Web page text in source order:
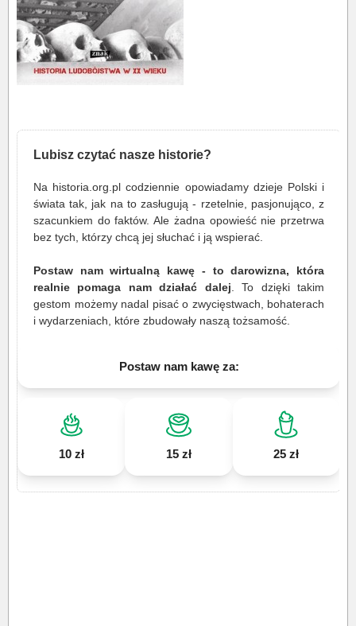
Lubisz czytać nasze historie?
Na historia.org.pl codziennie opowiadamy dzieje Polski i
świata tak, jak na to zasługują - rzetelnie, pasjonująco, z
szacunkiem do faktów. Ale żadna opowieść nie przetrwa
bez tych, którzy chcą jej słuchać i ją wspierać.
Postaw nam wirtualną kawę - to darowizna, która
realnie pomaga nam działać dalej . To dzięki takim
gestom możemy nadal pisać o zwycięstwach, bohaterach
i wydarzeniach, które zbudowały naszą tożsamość.
Postaw nam kawę za:
10 zł 15 zł 25 zł